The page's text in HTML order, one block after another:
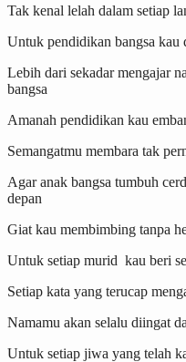
Tak kenal lelah dalam setiap
Untuk pendidikan bangsa kau
Lebih dari sekadar mengajar
bangsa
Amanah pendidikan kau
Semangatmu membara tak
Agar anak bangsa tumbuh
depan
Giat kau membimbing tanpa
Untuk setiap murid kau beri
Setiap kata yang terucap
Namamu akan selalu diingat
Untuk setiap jiwa yang telah